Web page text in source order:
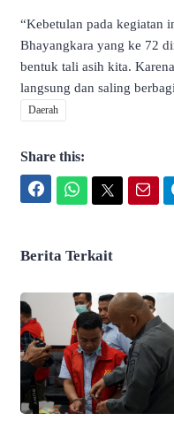
“Kebetulan pada kegiatan
Bhayangkara yang ke 72
bentuk tali asih kita.
langsung dan saling
Daerah
Share this:
Berita Terkait